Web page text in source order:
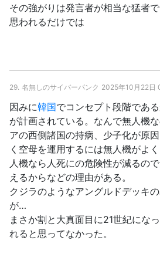
その強がりは発言者が相当な猛者
思われるだけでは
29. 名無しのサイバーパンク 2025年10月22日
因みに韓国でコンセプト段階であ
が計画されている。なんで無人機
アの西側諸国の持病、少子化が原
く空母を運用するには無人機がよ
人機なら人死にの危険性が減るの
えるからなどの理由がある。
クジラのようなアングルドデッキ
が…
まさか割と大真面目に21世紀にな
れると思ってなかった。